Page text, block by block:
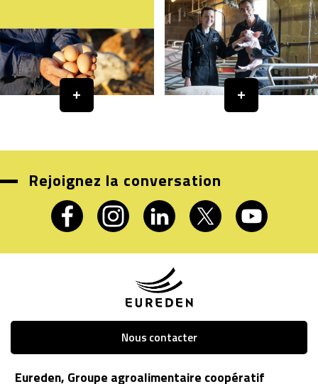
Rejoignez la conversation
Nous contacter
Eureden, Groupe agroalimentaire coopératif